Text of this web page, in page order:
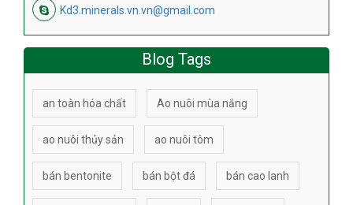
Kd3.minerals.vn.vn@gmail.com
Blog Tags
an toàn hóa chất Ao nuôi mùa nắng
ao nuôi thủy sản ao nuôi tôm
bán bentonite bán bột đá bán cao lanh